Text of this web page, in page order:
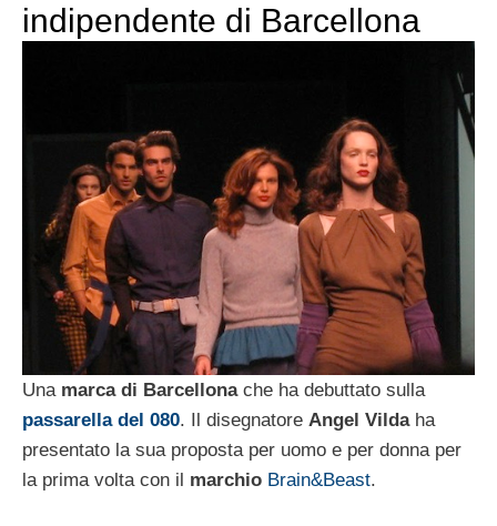
indipendente di Barcellona
Una marca di Barcellonache ha debuttato sulla
passarella del 080. Il disegnatore Angel Vildaha
presentato la sua proposta per uomo e per donna per
la prima volta con il marchio Brain&Beast.